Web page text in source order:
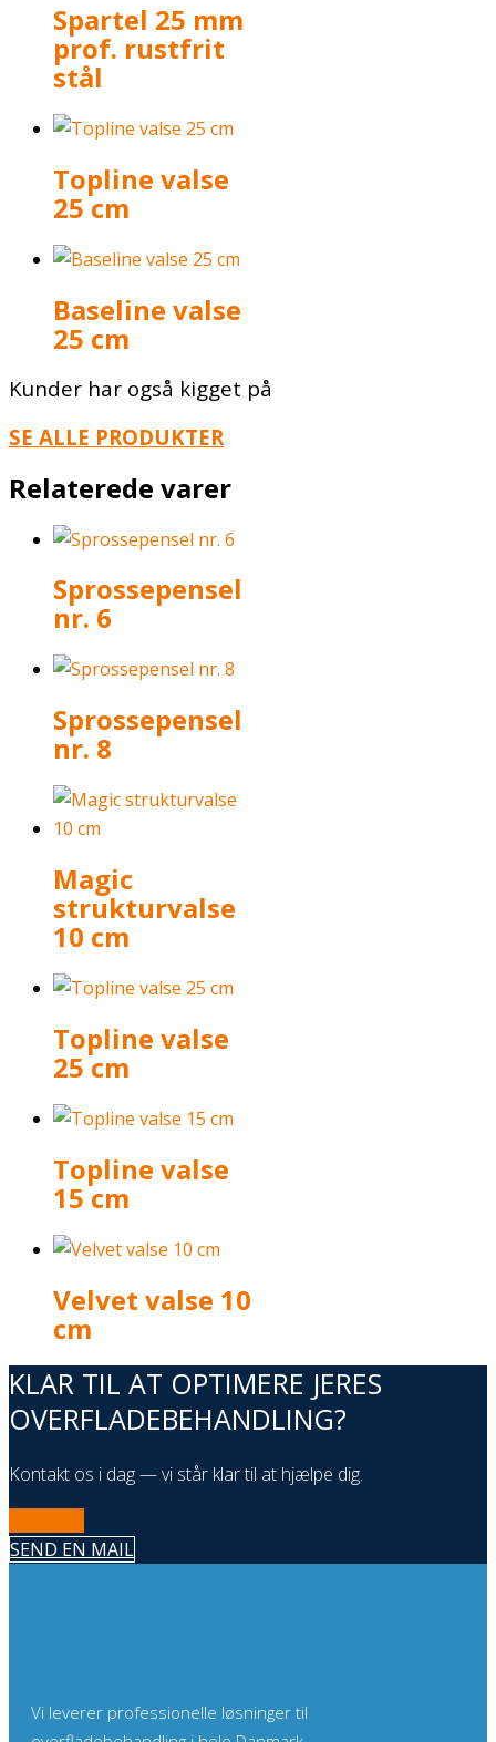
Spartel 25 mm
prof. rustfrit
stål
Topline valse
25 cm
Baseline valse
25 cm
Kunder har også kigget på
SE ALLE PRODUKTER
Relaterede varer
Sprossepensel
nr. 6
Sprossepensel
nr. 8
Magic
strukturvalse
10 cm
Topline valse
25 cm
Topline valse
15 cm
Velvet valse 10
cm
KLAR TIL AT OPTIMERE JERES
OVERFLADEBEHANDLING?
Kontakt os i dag — vi står klar til at hjælpe dig.
SEND EN MAIL
Vi leverer professionelle løsninger til